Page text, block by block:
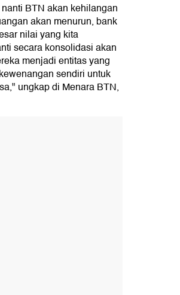
BTN akan kehilangan
akan menurun, bank
nilai yang kita
secara konsolidasi akan
menjadi entitas yang
sendiri untuk
ungkap di Menara BTN,